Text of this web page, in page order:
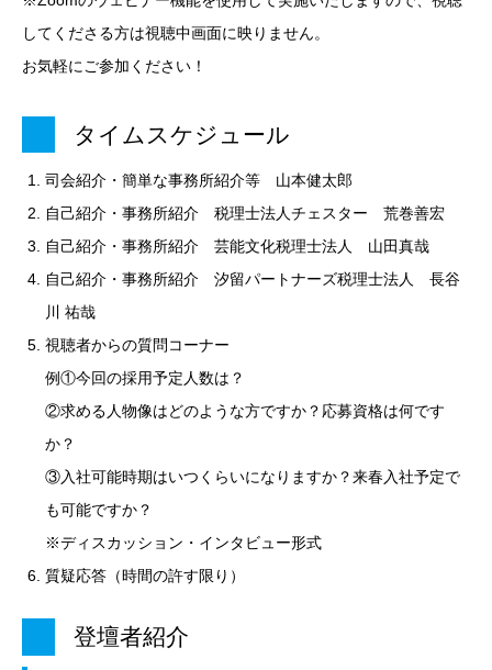
してくださる方は視聴中画面に映りません。
お気軽にご参加ください！
タイムスケジュール
司会紹介・簡単な事務所紹介等 山本健太郎
自己紹介・事務所紹介 税理士法人チェスター 荒巻善宏
自己紹介・事務所紹介 芸能文化税理士法人 山田真哉
自己紹介・事務所紹介 汐留パートナーズ税理士法人 長谷
川 祐哉
視聴者からの質問コーナー
例①今回の採用予定人数は？
②求める人物像はどのような方ですか？応募資格は何です
か？
③入社可能時期はいつくらいになりますか？来春入社予定で
も可能ですか？
※ディスカッション・インタビュー形式
質疑応答（時間の許す限り）
登壇者紹介